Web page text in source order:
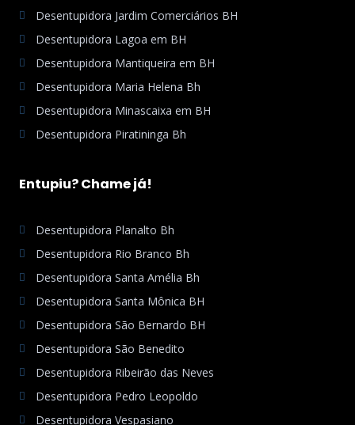
Desentupidora Jardim Comerciários BH
Desentupidora Lagoa em BH
Desentupidora Mantiqueira em BH
Desentupidora Maria Helena Bh
Desentupidora Minascaixa em BH
Desentupidora Piratininga Bh
Entupiu? Chame já!
Desentupidora Planalto Bh
Desentupidora Rio Branco Bh
Desentupidora Santa Amélia Bh
Desentupidora Santa Mônica BH
Desentupidora São Bernardo BH
Desentupidora São Benedito
Desentupidora Ribeirão das Neves
Desentupidora Pedro Leopoldo
Desentupidora Vespasiano